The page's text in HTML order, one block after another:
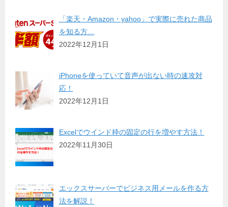
「楽天・Amazon・yahoo」で実際に売れた商品
を知る方…
2022年12月1日
iPhoneを使っていて音声が出ない時の速攻対
応！
2022年12月1日
Excelでウインド枠の固定の行を増やす方法！
2022年11月30日
エックスサーバーでビジネス用メールを作る方
法を解説！